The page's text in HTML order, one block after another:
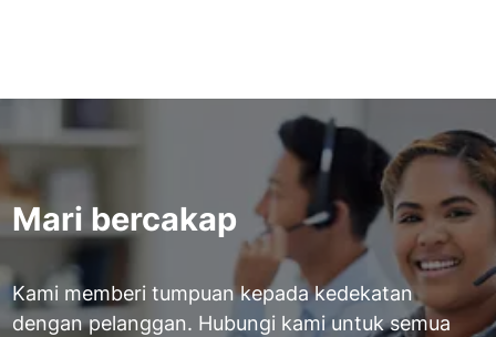
Mari bercakap
Kami memberi tumpuan kepada kedekatan
dengan pelanggan. Hubungi kami untuk semua